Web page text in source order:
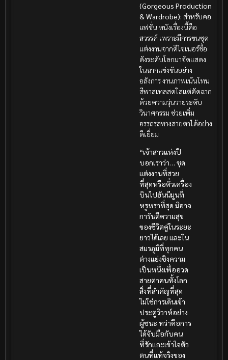
(Gorgeous Production
& Wardrobe): สำหรับคอ
แฟชั่น หนังเรื่องนี้คือ
สวรรค์ เพราะมีการขนชุด
แต่งงานจากดีไซเนอร์ชื่อ
ดังระดับโลกมาจัดแสดง
ในฉากแข่งขันอย่าง
อลังการ งานภาพเน้นโทน
สีพาสเทลสดใสแต่ตัดฉาก
ด้วยความวุ่นวายระดับ
วินาศกรรม ช่วยเพิ่ม
อรรถรสทางสายตาได้อย่าง
ดีเยี่ยม
“เจ้าสาวแห่งปี
บอกเราว่า… ชุด
แต่งงานที่สวย
ที่สุดหรือตั๋วเครื่อง
บินไปฮันนีมูนที่
หรูหราที่สุด มิอาจ
การันตีความสุข
ของชีวิตคู่ในระยะ
ยาวได้เลย และใน
สมรภูมิที่ทุกคน
ต่างแย่งชิงความ
เป็นหนึ่งเพื่ออวด
สายตาคนทั้งโลก
สิ่งที่สำคัญที่สุด
ไม่ใช่การเดินเข้า
ประตูวิวาห์อย่าง
ผู้ชนะ ทว่าคือการ
ได้จับมือกับคน
ที่รักและเข้าใจตัว
ตนที่แท้จริงของ